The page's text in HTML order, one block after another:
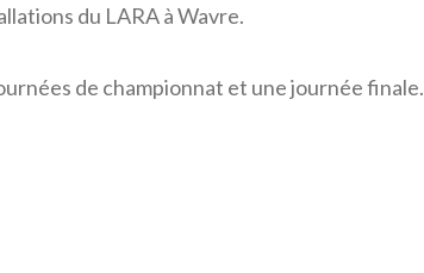
du LARA à Wavre.
de championnat et une journée finale.